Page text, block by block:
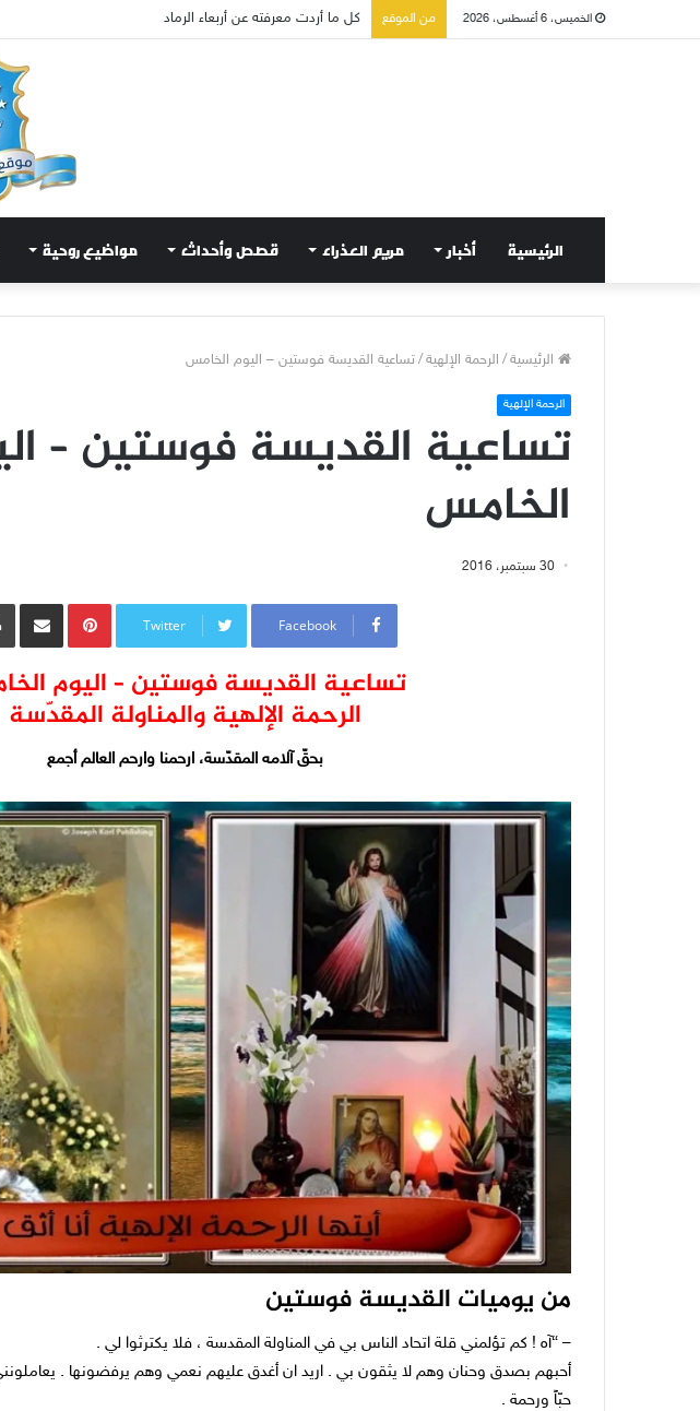
الخميس، 6 أغسطس، 2026 من الموقع صلاة إلى مريم سلطانة السلام لتهدئة الغضب الإلهي
الرئيسية أخبار مريم العذراء قصص وأحداث مواضيع روحية
الرئيسية/ الرحمة الإلهية/تساعية القديسة فوستين – اليوم الخامس
الرحمة الإلهية
تساعية القديسة فوستين –
الخامس
30 سبتمبر، 2016
Facebook
Twitter
Pinterestمشاركة عبر
تساعية القديسة فوستين – اليوم
الرحمة الإلهية والمناولة المقدّسة
بحقّ آلامه المقدّسة، ارحمنا وارحم العالم أجمع
من يوميات القديسة فوستين
– “آه ! كم تؤلمني قلة اتحاد الناس بي في المناولة المقدسة ، فلا يكترثوا لي .
أحبهم بصدق وحنان وهم لا يثقون بي . اريد ان أغدق عليهم نعمي وهم يرفضونها .
حبّاً ورحمة .